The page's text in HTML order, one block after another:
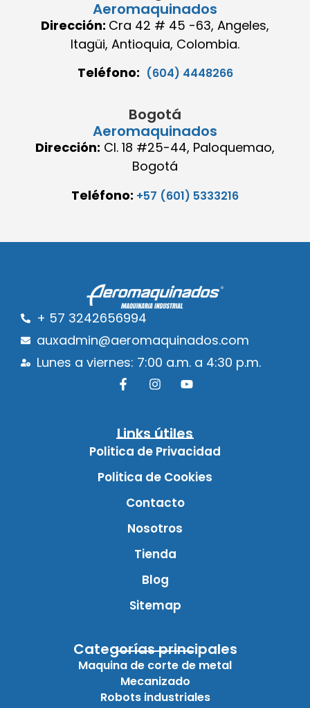
Aeromaquinados
Dirección: Cra 42 # 45 -63, Angeles,
Itagüi, Antioquia, Colombia.
Teléfono: (604) 4448266
Bogotá
Aeromaquinados
Dirección: Cl. 18 #25-44, Paloquemao,
Bogotá
Teléfono: +57 (601) 5333216
+ 57 3242656994
auxadmin@aeromaquinados.com
Lunes a viernes: 7:00 a.m. a 4:30 p.m.
Links útiles
Politica de Privacidad
Politica de Cookies
Contacto
Nosotros
Tienda
Blog
Sitemap
Categorías principales
Maquina de corte de metal
Mecanizado
Robots industriales